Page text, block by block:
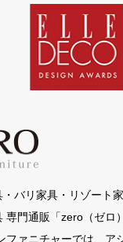
バリ家具・リゾート
専門通販「zero（ゼロ
ファニチャーでは、ア